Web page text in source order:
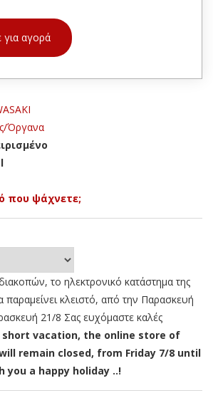
για αγορά
Όργανα
που ψάχνετε;
το ηλεκτρονικό κατάστημα της
κλειστό, από την Παρασκευή
21/8 Σας ευχόμαστε καλές
short vacation, the online store of
remain closed, from Friday 7/8 until
you a happy holiday ..!